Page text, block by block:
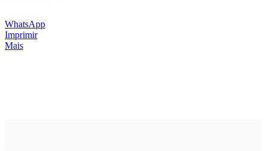
WhatsApp
Imprimir
Mais